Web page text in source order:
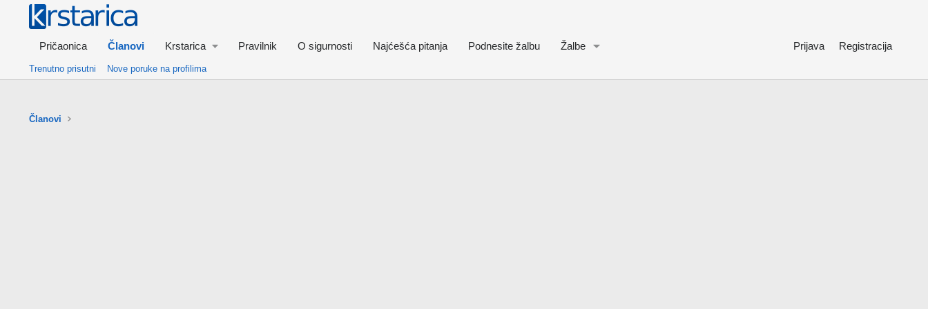
Pričaonica Članovi Krstarica Pravilnik O sigurnosti Najćešća pitanja Podnesite žalbu Žalbe Prijava Registracija
Trenutno prisutni Nove poruke na profilima
Članovi